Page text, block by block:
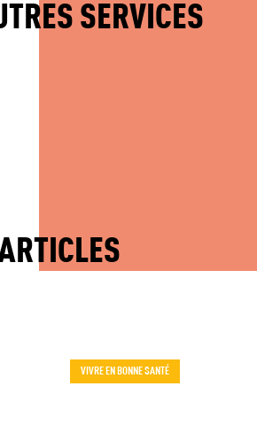
SERVICES
VIVRE EN BONNE SANTÉ